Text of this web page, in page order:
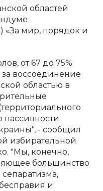
областей
«За мир, порядок и
от 67 до 75%
воссоединение
областью в
- сообщил
избирательной
"Мы, конечно,
большинство
и